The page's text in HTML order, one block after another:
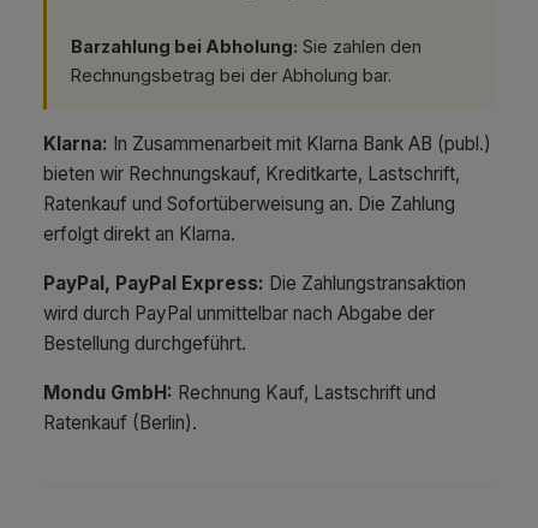
Barzahlung bei Abholung: Sie zahlen den
Rechnungsbetrag bei der Abholung bar.
Klarna: In Zusammenarbeit mit Klarna Bank AB (publ.)
bieten wir Rechnungskauf, Kreditkarte, Lastschrift,
Ratenkauf und Sofortüberweisung an. Die Zahlung
erfolgt direkt an Klarna.
PayPal, PayPal Express: Die Zahlungstransaktion
wird durch PayPal unmittelbar nach Abgabe der
Bestellung durchgeführt.
Mondu GmbH: Rechnung Kauf, Lastschrift und
Ratenkauf (Berlin).